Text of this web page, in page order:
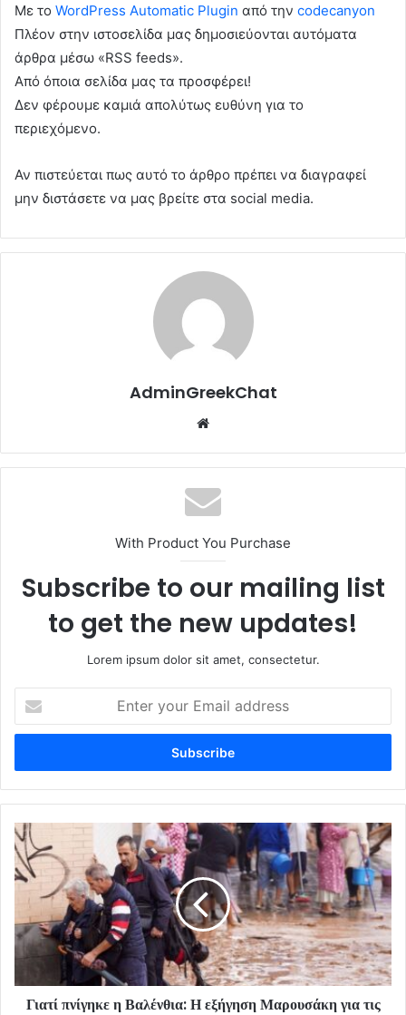
Με το WordPress Automatic Plugin από την codecanyon
Πλέον στην ιστοσελίδα μας δημοσιεύονται αυτόματα
άρθρα μέσω «RSS feeds».
Από όποια σελίδα μας τα προσφέρει!
Δεν φέρουμε καμιά απολύτως ευθύνη για το
περιεχόμενο.
Αν πιστεύεται πως αυτό το άρθρο πρέπει να διαγραφεί
μην διστάσετε να μας βρείτε στα social media.
AdminGreekChat
With Product You Purchase
Subscribe to our mailing list
to get the new updates!
Lorem ipsum dolor sit amet, consectetur.
your
Email
Γιατί πνίγηκε η Βαλένθια: Η εξήγηση Μαρουσάκη για τις